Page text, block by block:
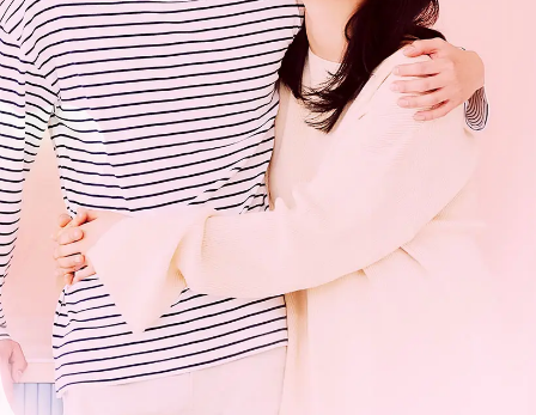
最新動態
活動花絮
許願天燈
關於月老
服務據點